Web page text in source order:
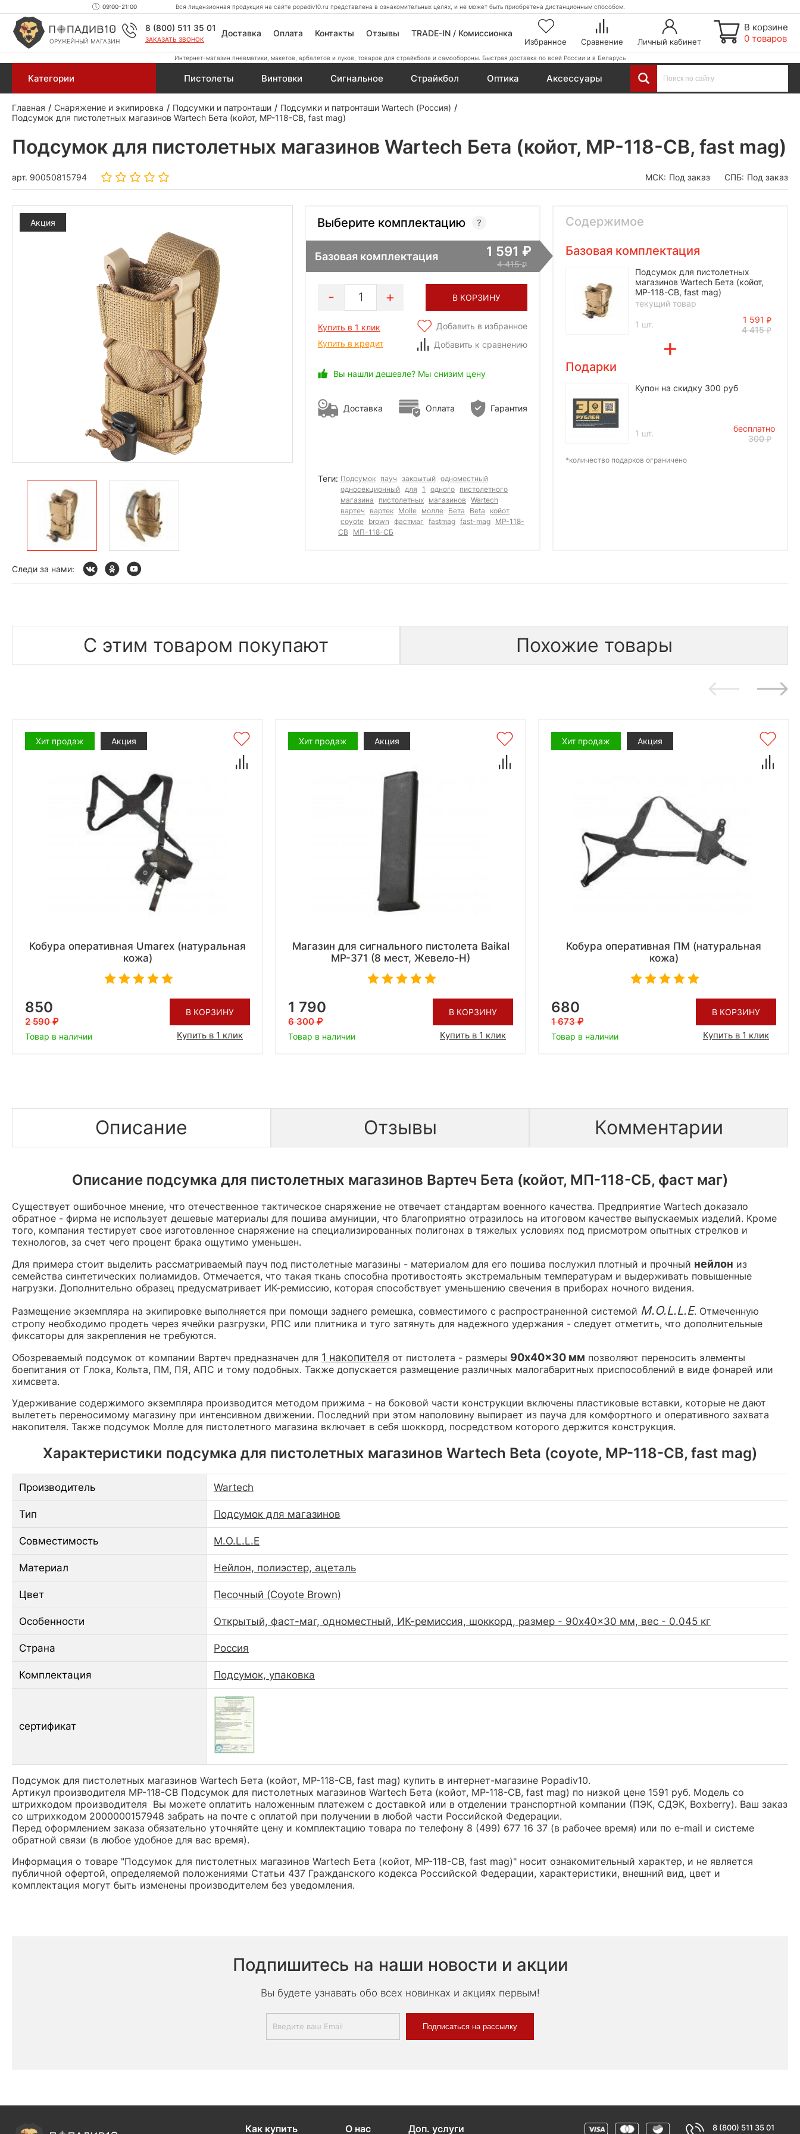
09:00-21:00 Вся лицензионная продукция на сайте popadiv10.ru представлена в ознакомительных целях, и не может быть приобретена дистанционным способом.
ОРУЖЕЙНЫЙ МАГАЗИН
8 (800) 511 35 01
ЗАКАЗАТЬ ЗВОНОК
Доставка Оплата Контакты Отзывы TRADE-IN / Комиссионка
Избранное Сравнение Личный кабинет
В корзине
0 товаров
Интернет-магазин пневматики, макетов, арбалетов и луков, товаров для страйкбола и самообороны. Быстрая доставка по всей России и в Беларусь
Категории Пистолеты Винтовки Сигнальное Страйкбол Оптика Аксессуары
Главная Снаряжение и экипировка Подсумки и патронташи
Подсумки и патронташи Wartech (Россия)
Подсумок для пистолетных магазинов Wartech Бета (койот, MP-118-CB, fast mag)
Подсумок для пистолетных магазинов Wartech Бета (койот, MP-118-CB, fast mag)
арт. 90050815794 МСК: Под заказ СПБ: Под заказ
Акция Выберите комплектацию
Базовая комплектация 1 591
4 415
1 В КОРЗИНУ
Купить в 1 клик
Купить в кредит
Добавить в избранное
Добавить к сравнению
Вы нашли дешевле? Мы снизим цену
Доставка Оплата Гарантия
Теги: Подсумок пауч закрытый одноместный
односекционный для 1 одного пистолетного
магазина
пистолетных магазинов Wartech
вартеч
вартек Molle молле Бета Beta
койот
coyote brown фастмаг fastmag fast-mag MP-118-
CB
МП-118-СБ
Содержимое
Базовая комплектация
Подсумок для пистолетных
магазинов Wartech Бета (койот,
MP-118-CB, fast mag)
текущий товар
1 шт.
1 591
4 415
Подарки
Купон на скидку 300 руб
1 шт.
бесплатно
300
*количество подарков ограничено
Следи за нами:
С этим товаром покупают Похожие товары
Хит продаж Акция
Кобура оперативная Umarex (натуральная
кожа)
850
2 590
Товар в наличии
В КОРЗИНУ
Купить в 1 клик
Хит продаж Акция
Магазин для сигнального пистолета Baikal
МР-371 (8 мест, Жевело-Н)
1 790
6 300
Товар в наличии
В КОРЗИНУ
Купить в 1 клик
Хит продаж Акция
Кобура оперативная ПМ (натуральная
кожа)
680
1 673
Товар в наличии
В КОРЗИНУ
Купить в 1 клик
Описание Отзывы Комментарии
Описание подсумка для пистолетных магазинов Вартеч Бета (койот, МП-118-СБ, фаст маг)
Существует ошибочное мнение, что отечественное тактическое снаряжение не отвечает стандартам военного качества. Предприятие Wartech доказало
обратное - фирма не использует дешевые материалы для пошива амуниции, что благоприятно отразилось на итоговом качестве выпускаемых изделий. Кроме
того, компания тестирует свое изготовленное снаряжение на специализированных полигонах в тяжелых условиях под присмотром опытных стрелков и
технологов, за счет чего процент брака ощутимо уменьшен.
Для примера стоит выделить рассматриваемый пауч под пистолетные магазины - материалом для его пошива послужил плотный и прочный нейлон из
семейства синтетических полиамидов. Отмечается, что такая ткань способна противостоять экстремальным температурам и выдерживать повышенные
нагрузки. Дополнительно образец предусматривает ИК-ремиссию, которая способствует уменьшению свечения в приборах ночного видения.
Размещение экземпляра на экипировке выполняется при помощи заднего ремешка, совместимого с распространенной системой M.O.L.L.E. Отмеченную
стропу необходимо продеть через ячейки разгрузки, РПС или плитника и туго затянуть для надежного удержания - следует отметить, что дополнительные
фиксаторы для закрепления не требуются.
Обозреваемый подсумок от компании Вартеч предназначен для 1 накопителя от пистолета - размеры 90x40x30 мм позволяют переносить элементы
боепитания от Глока, Кольта, ПМ, ПЯ, АПС и тому подобных. Также допускается размещение различных малогабаритных приспособлений в виде фонарей или
химсвета.
Удерживание содержимого экземпляра производится методом прижима - на боковой части конструкции включены пластиковые вставки, которые не дают
вылететь переносимому магазину при интенсивном движении. Последний при этом наполовину выпирает из пауча для комфортного и оперативного захвата
накопителя. Также подсумок Молле для пистолетного магазина включает в себя шоккорд, посредством которого держится конструкция.
Характеристики подсумка для пистолетных магазинов Wartech Beta (coyote, MP-118-CB, fast mag)
Производитель Wartech
Тип Подсумок для магазинов
Совместимость M.O.L.L.E
Материал Нейлон, полиэстер, ацеталь
Цвет Песочный (Coyote Brown)
Особенности Открытый, фаст-маг, одноместный, ИК-ремиссия, шоккорд, размер - 90x40x30 мм, вес - 0.045 кг
Страна Россия
Комплектация Подсумок, упаковка
сертификат
Подсумок для пистолетных магазинов Wartech Бета (койот, MP-118-CB, fast mag) купить в интернет-магазине Popadiv10.
Артикул производителя MP-118-CB Подсумок для пистолетных магазинов Wartech Бета (койот, MP-118-CB, fast mag) по низкой цене 1591 руб. Модель со
штрихкодом производителя Вы можете оплатить наложенным платежем с доставкой или в отделении транспортной компании (ПЭК, СДЭК, Boxberry). Ваш заказ
со штрихкодом 2000000157948 забрать на почте с оплатой при получении в любой части Российской Федерации.
Перед оформлением заказа обязательно уточняйте цену и комплектацию товара по телефону 8 (499) 677 16 37 (в рабочее время) или по e-mail и системе
обратной связи (в любое удобное для вас время).
Информация о товаре "Подсумок для пистолетных магазинов Wartech Бета (койот, MP-118-CB, fast mag)" носит ознакомительный характер, и не является
публичной офертой, определяемой положениями Статьи 437 Гражданского кодекса Российской Федерации, характеристики, внешний вид, цвет и
комплектация могут быть изменены производителем без уведомления.
Подпишитесь на наши новости и акции
Вы будете узнавать обо всех новинках и акциях первым!
Подписаться на рассылку
Как купить О нас Доп. услуги 8 (800) 511 35 01